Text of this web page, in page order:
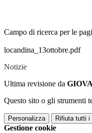
Campo di ricerca per le
locandina_13ottobre.pdf
Notizie
Ultima revisione da
Questo sito o gli strumenti
Personalizza Rifiuta tutti i
Gestione cookie